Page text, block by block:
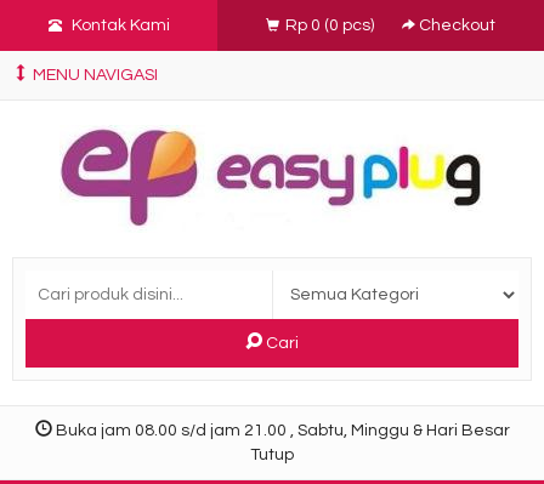
Kontak Kami Rp 0 (0 pcs) Checkout
MENU NAVIGASI
Cari
Buka jam 08.00 s/d jam 21.00 , Sabtu, Minggu & Hari Besar
Tutup